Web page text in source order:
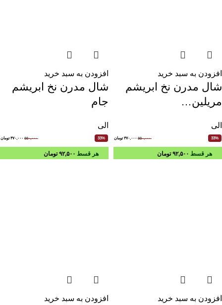
افزودن به سبد خرید
شال مدرن نخ ابریشم
مریلین…
الی
33% ۵۵۰,۰۰۰ ۳۷۰,۰۰۰ تومان
افزودن به سبد خرید
شال مدرن نخ ابریشم
جام
الی
33% ۵۵۰,۰۰۰ ۳۷۰,۰۰۰ تومان
هر قسط ۹۲,۵۰۰ تومان
افزودن به سبد خرید
هر قسط ۹۲,۵۰۰ تومان
افزودن به سبد خرید